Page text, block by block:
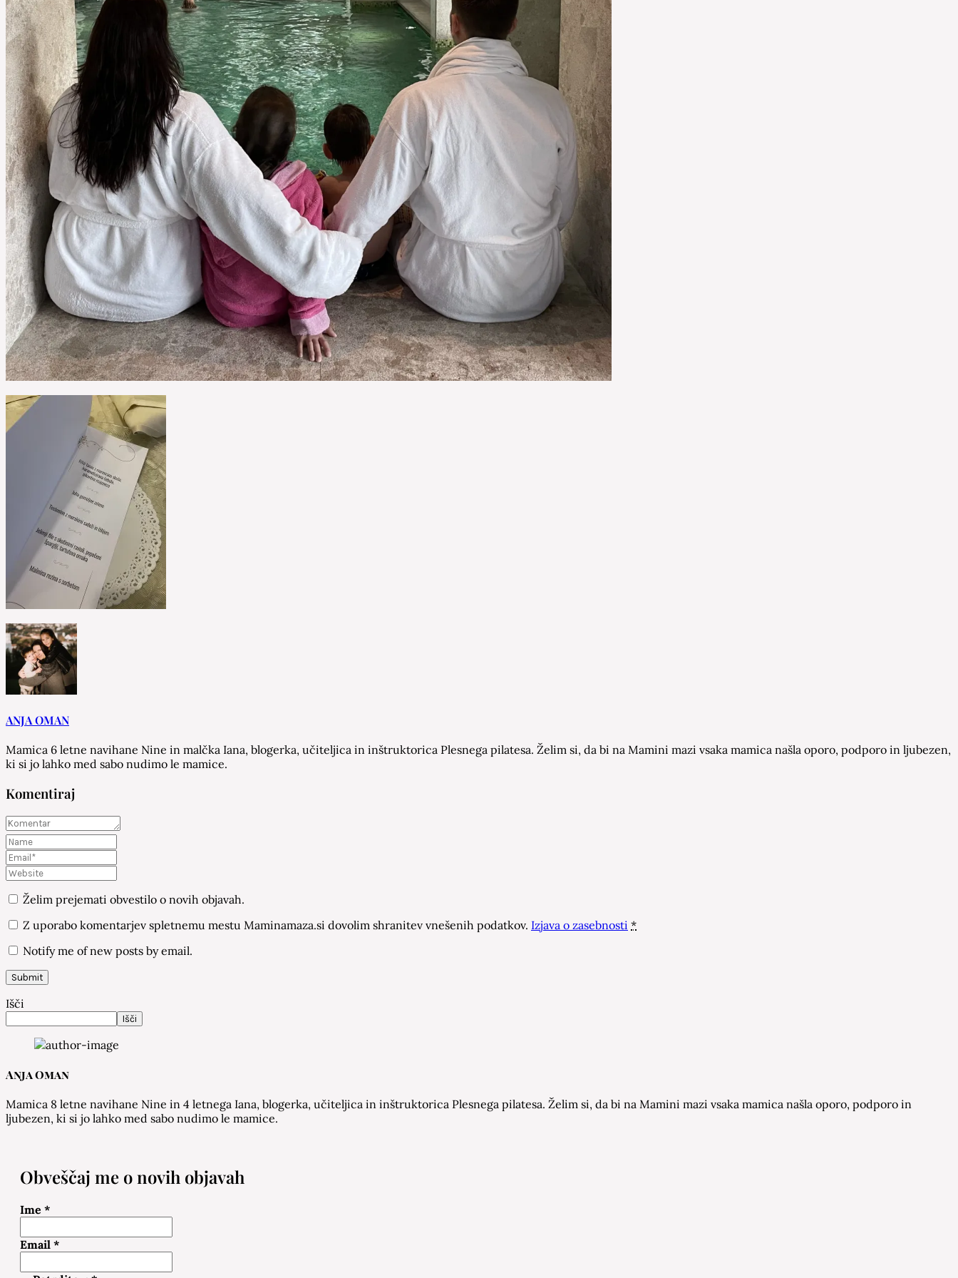
ANJA OMAN
Mamica 6 letne navihane Nine in malčka Iana, blogerka, učiteljica in inštruktorica Plesnega pilatesa. Želim si, da bi na Mamini mazi vsaka mamica našla oporo, podporo in ljubezen,
ki si jo lahko med sabo nudimo le mamice.
Komentiraj
Želim prejemati obvestilo o novih objavah.
Z uporabo komentarjev spletnemu mestu Maminamaza.si dovolim shranitev vnešenih podatkov. Izjava o zasebnosti *
Notify me of new posts by email.
Išči
Išči
Anja Oman
Mamica 8 letne navihane Nine in 4 letnega Iana, blogerka, učiteljica in inštruktorica Plesnega pilatesa. Želim si, da bi na Mamini mazi vsaka mamica našla oporo, podporo in
ljubezen, ki si jo lahko med sabo nudimo le mamice.
Obveščaj me o novih objavah
Ime *
Email *